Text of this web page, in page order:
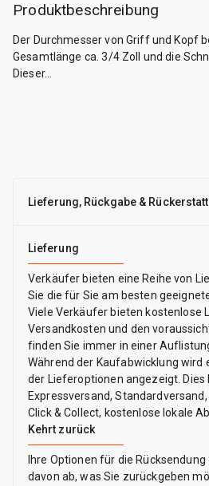
Produktbeschreibung
Der Durchmesser von Griff und Kopf
Gesamtlänge ca. 3/4 Zoll und die
Dieser...
Lieferung, Rückgabe &
Lieferung
Verkäufer bieten eine Reihe von
Sie die für Sie am besten
Viele Verkäufer bieten kostenlose
Versandkosten und den
finden Sie immer in einer
Während der Kaufabwicklung wird
der Lieferoptionen angezeigt. Dies
Expressversand,
Click & Collect, kostenlose lokale
Kehrt zurück
Ihre Optionen für die
davon ab, was Sie zurückgeben